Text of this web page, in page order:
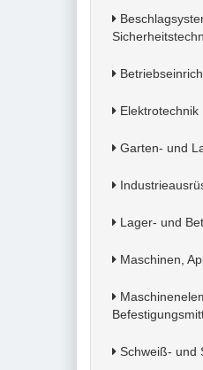
Elektrotechnik
Garten- und
Lager- und
Maschinen,
Schweiß- und